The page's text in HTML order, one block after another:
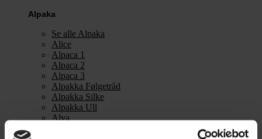
Alpaka
Se alle Alpaka
Alice
Alpaca 1
Alpaca 2
Alpaca 3
Alpakka Følgetråd
Alpakka Silke
Alpakka Ull
Alva